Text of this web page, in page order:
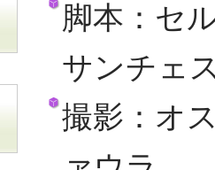
脚本：セ
サンチェ
撮影：オ